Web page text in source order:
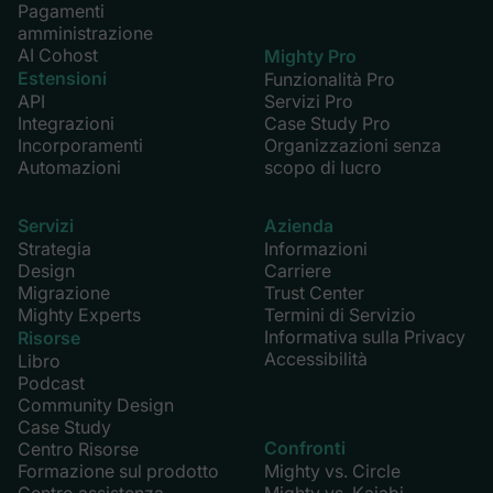
Pagamenti
amministrazione
AI Cohost
Estensioni
API
Integrazioni
Incorporamenti
Automazioni
Mighty Pro
Funzionalità Pro
Servizi Pro
Case Study Pro
Organizzazioni senza
scopo di lucro
Servizi
Strategia
Design
Migrazione
Mighty Experts
Risorse
Libro
Podcast
Community Design
Case Study
Centro Risorse
Formazione sul prodotto
Azienda
Informazioni
Carriere
Trust Center
Termini di Servizio
Informativa sulla Privacy
Accessibilità
Confronti
Mighty vs. Circle